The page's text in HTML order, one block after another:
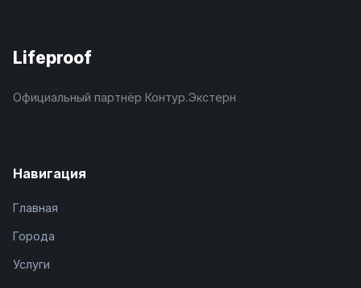
Lifeproof
Официальный партнёр Контур.Экстерн
Навигация
Главная
Города
Услуги